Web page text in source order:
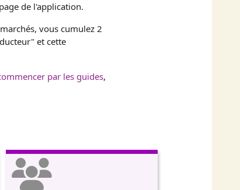
de l'application.
vous cumulez 2
et cette
par les guides,